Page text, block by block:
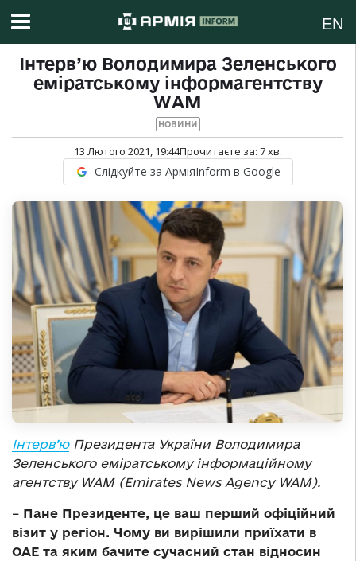
EN
Інтерв’ю Володимира Зеленського
еміратському інформагентству
WАМ
НОВИНИ
13 Лютого 2021, 19:44Прочитаєте за: 7хв.
Слідкуйте за АрміяInform в Google
Інтерв’юПрезидента України Володимира
Зеленського еміратському інформаційному
агентству WАМ (Emirates News Agency WAM).
– Пане Президенте, це ваш перший офіційний
візит у регіон. Чому ви вирішили приїхати в
ОАЕ та яким бачите сучасний стан відносин